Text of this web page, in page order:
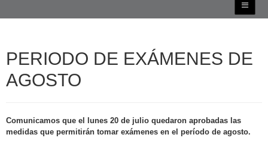
PERIODO DE EXÁMENES DE
AGOSTO
Comunicamos que el lunes 20 de julio quedaron aprobadas las
medidas que permitirán tomar exámenes en el período de agosto.